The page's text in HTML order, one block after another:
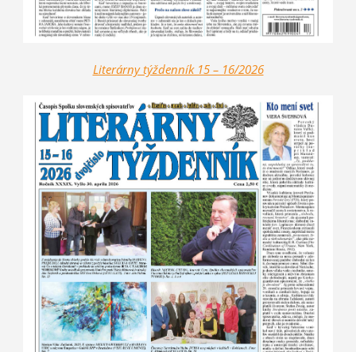
Literárny týždenník 15 – 16/2026